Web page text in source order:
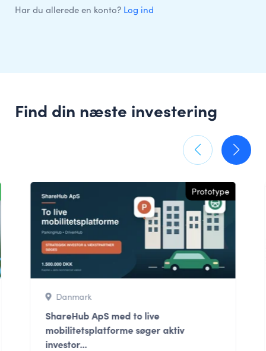
Har du allerede en konto? Log ind
Find din næste investering
Prototype
Danmark
ShareHub ApS med to live
mobilitetsplatforme søger aktiv
investor...